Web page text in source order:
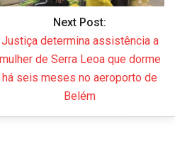
Next Post:
Justiça determina assistência a
mulher de Serra Leoa que dorme
há seis meses no aeroporto de
Belém